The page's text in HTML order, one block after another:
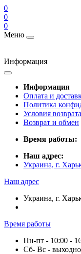
0
0
0
Меню
Информация
Информация
Оплата и
Политика
Условия
Возврат и обмен
Время работы:
Наш адрес:
Украина, г.
Наш адрес
Украина, г.
Время работы
Пн-пт - 10:00 -
Сб- Вс -